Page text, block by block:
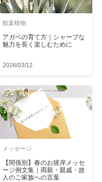
観葉植物
アガベの育て方｜シャープな
魅力を長く楽しむために
2026/03/12
メッセージ
【関係別】春のお彼岸メッセ
ージ例文集｜両親・親戚・故
人のご家族への言葉